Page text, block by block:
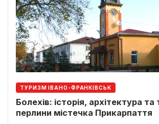
ТУРИЗМ ІВАНО-ФРАНКІВСЬК
Болехів: історія, архітектура та
перлини містечка Прикарпаття